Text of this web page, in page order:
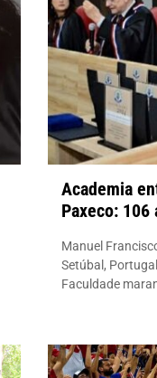
Academia
Paxeco: 106
Manuel
Setúbal,
Faculdade